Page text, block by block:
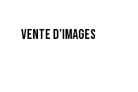
VENTE D’IMAGES